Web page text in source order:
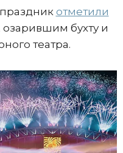
отметили
бухту и
театра.